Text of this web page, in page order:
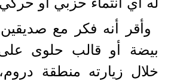
وأقر أنه فكر مع صديقين
بيضة أو قالب حلوى
خلال زيارته منطقة